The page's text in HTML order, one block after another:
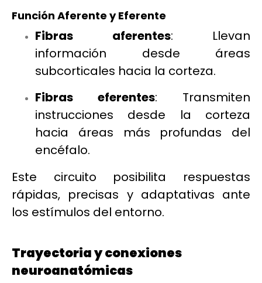
Función Aferente y Eferente
Fibras aferentes: Llevan
información desde áreas
subcorticales hacia la corteza.
Fibras eferentes: Transmiten
instrucciones desde la corteza
hacia áreas más profundas del
encéfalo.
Este circuito posibilita respuestas
rápidas, precisas y adaptativas ante
los estímulos del entorno.
Trayectoria y conexiones
neuroanatómicas